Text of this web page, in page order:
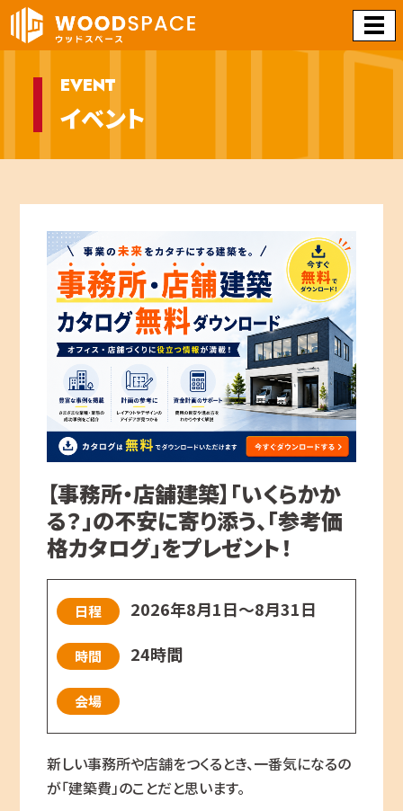
EVENT
イベント
【事務所・店舗建築】「いくらかか
る？」の不安に寄り添う、「参考価
格カタログ」をプレゼント！
日程 2026年8月1日～8月31日
時間 24時間
会場
新しい事務所や店舗をつくるとき、一番気になるの
が「建築費」のことだと思います。